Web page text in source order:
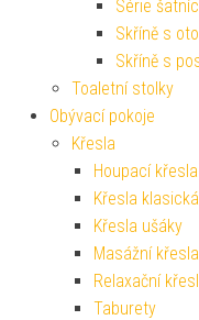
Série
Skříně s
Skříně s
Toaletní stolky
Obývací pokoje
Křesla
Houpací křesla
Křesla klasická
Křesla ušáky
Masážní křesla
Relaxační
Taburety